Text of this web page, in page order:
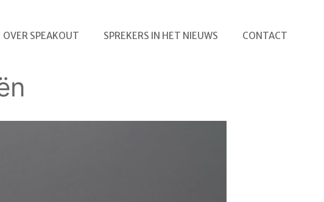
OVER SPEAKOUT SPREKERS IN HET NIEUWS CONTACT